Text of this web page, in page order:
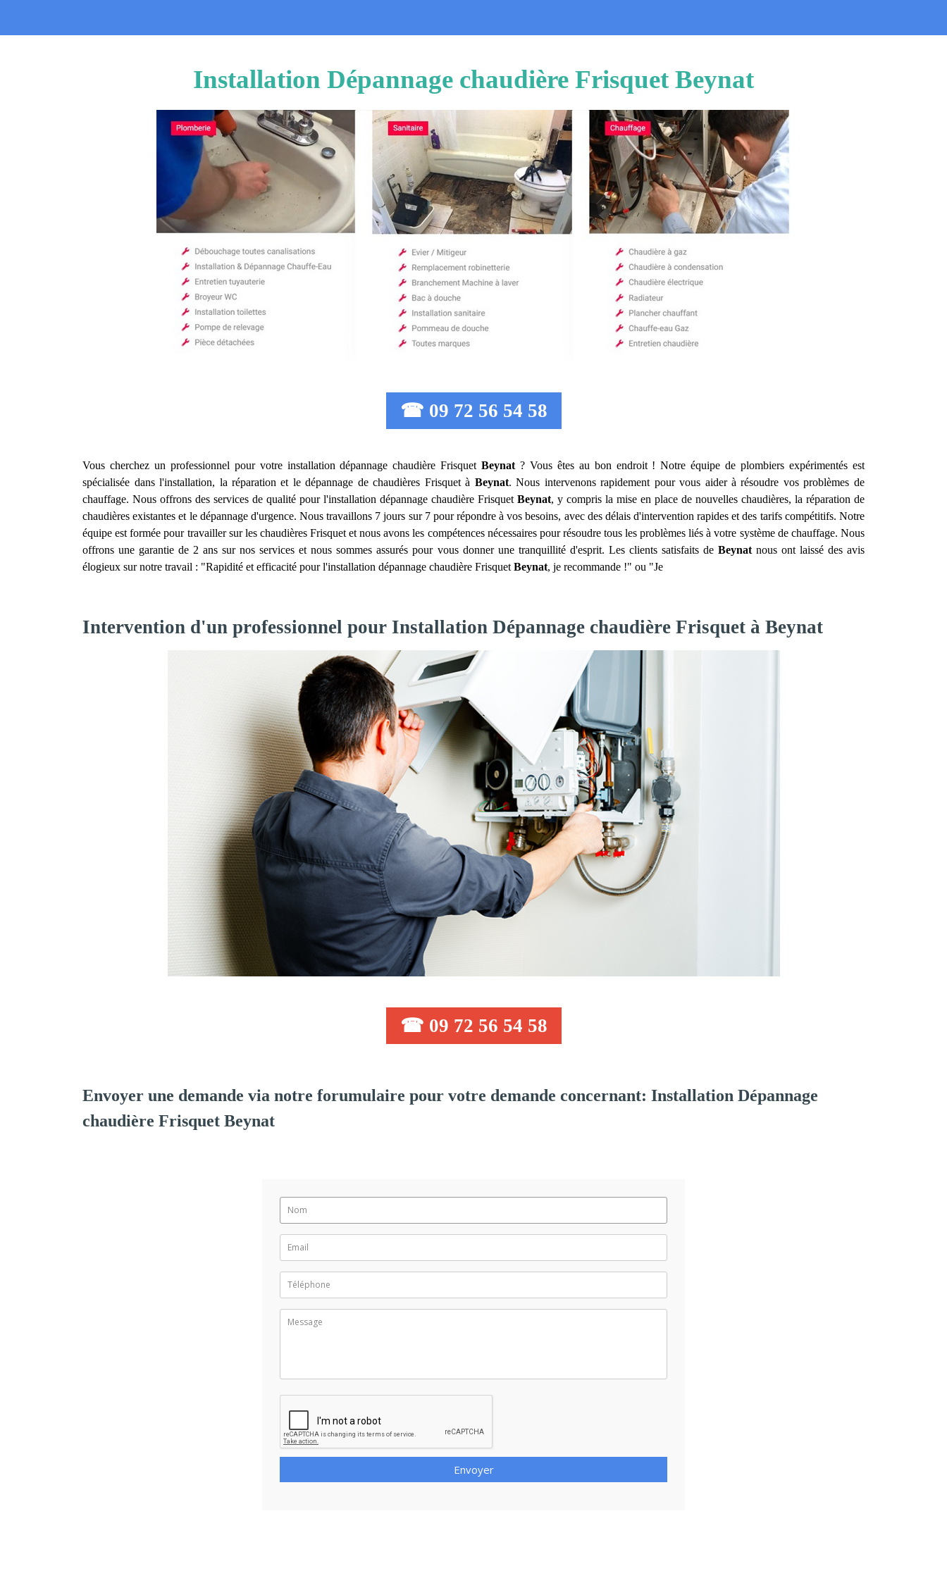
Installation Dépannage chaudière Frisquet Beynat
☎ 09 72 56 54 58
Vous cherchez un professionnel pour votre installation dépannage chaudière FrisquetBeynat ? Vous êtes au bon endroit ! Notre équipe de plombiers expérimentés est
spécialisée dans l'installation, la réparation et le dépannage de chaudières Frisquet à Beynat. Nous intervenons rapidement pour vous aider à résoudre vos problèmes de
chauffage. Nous offrons des services de qualité pour l'installation dépannage chaudière Frisquet Beynat, y compris la mise en place de nouvelles chaudières, la réparation de
chaudières existantes et le dépannage d'urgence. Nous travaillons 7 jours sur 7 pour répondre à vos besoins, avec des délais d'intervention rapides et des tarifs compétitifs. Notre
équipe est formée pour travailler sur les chaudières Frisquet et nous avons les compétences nécessaires pour résoudre tous les problèmes liés à votre système de chauffage. Nous
offrons une garantie de 2 ans sur nos services et nous sommes assurés pour vous donner une tranquillité d'esprit. Les clients satisfaits de Beynatnous ont laissé des avis
élogieux sur notre travail : "Rapidité et efficacité pour l'installation dépannage chaudière FrisquetBeynat, je recommande !" ou "Je
Intervention d'un professionnel pour Installation Dépannage chaudière Frisquet à Beynat
☎ 09 72 56 54 58
Envoyer une demande via notre forumulaire pour votre demande concernant: Installation Dépannage
chaudière Frisquet Beynat
Envoyer